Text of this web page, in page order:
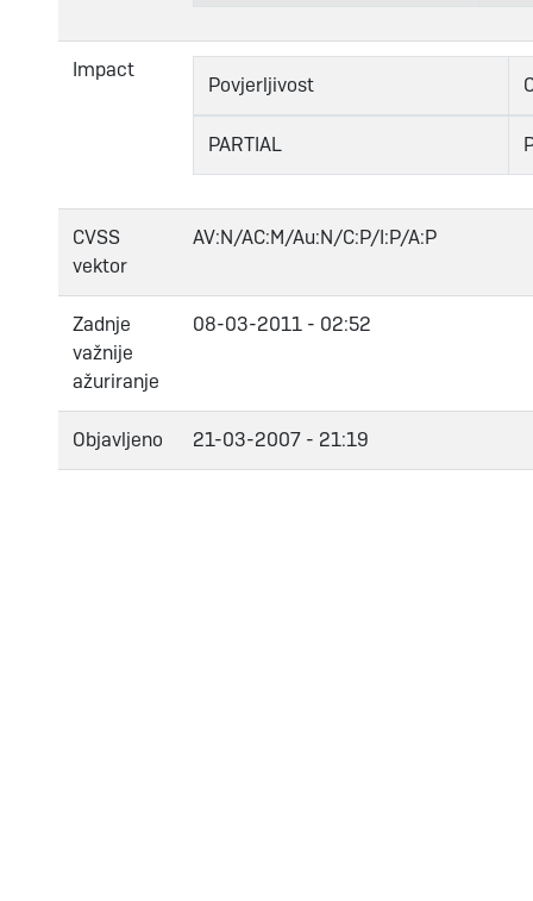
Impact
Povjerljivost
PARTIAL
CVSS
vektor
AV:N/AC:M/Au:N/C:P/I:P/A:P
Zadnje
važnije
ažuriranje
08-03-2011 - 02:52
Objavljeno 21-03-2007 - 21:19